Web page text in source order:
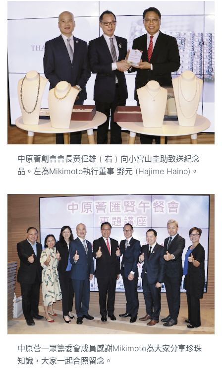
中原薈創會會長黃偉雄 ( 右 ) 向小宮山圭助致送紀念
品。左為Mikimoto執行董事 野元 (Hajime Haino)。
中原薈一眾籌委會成員感謝Mikimoto為大家分享珍珠
知識，大家一起合照留念。